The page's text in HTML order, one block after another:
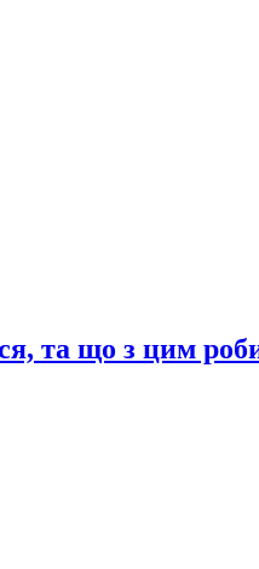
та що з цим